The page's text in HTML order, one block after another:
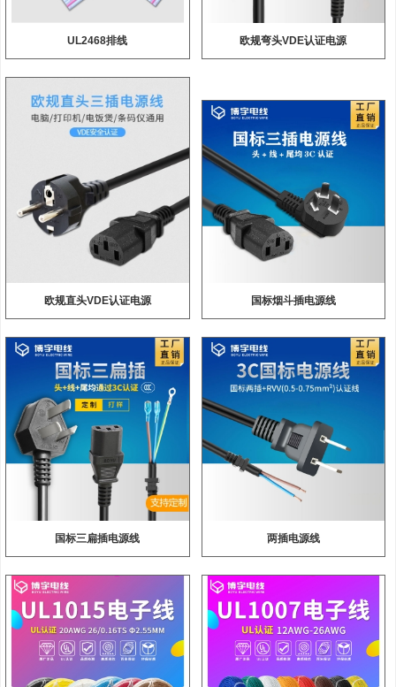
UL2468排线 欧规弯头VDE认证电源
欧规直头VDE认证电源 国标烟斗插电源线
国标三扁插电源线 两插电源线